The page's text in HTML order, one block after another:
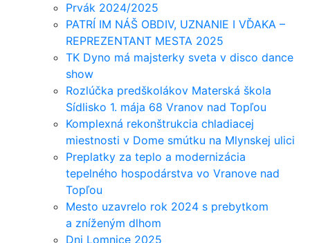
Prvák 2024/2025
PATRÍ IM NÁŠ OBDIV, UZNANIE I VĎAKA –
REPREZENTANT MESTA 2025
TK Dyno má majsterky sveta v disco dance
show
Rozlúčka predškolákov Materská škola
Sídlisko 1. mája 68 Vranov nad Topľou
Komplexná rekonštrukcia chladiacej
miestnosti v Dome smútku na Mlynskej ulici
Preplatky za teplo a modernizácia
tepelného hospodárstva vo Vranove nad
Topľou
Mesto uzavrelo rok 2024 s prebytkom
a zníženým dlhom
Dni Lomnice 2025